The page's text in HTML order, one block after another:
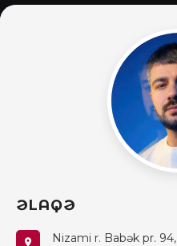
ƏLAQƏ
Nizami r. Babək pr. 94,